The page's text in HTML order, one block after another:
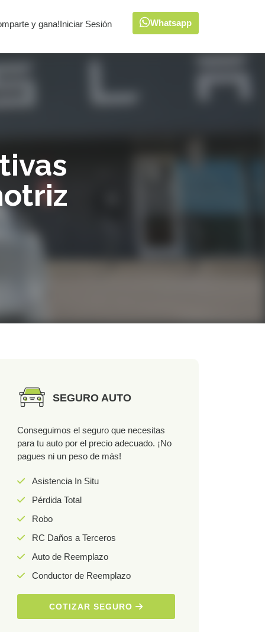
y gana!Iniciar Sesión Whatsapp
SEGURO AUTO
Conseguimos el seguro que necesitas
para tu auto por el precio adecuado. ¡No
pagues ni un peso de más!
Asistencia In Situ
Pérdida Total
Robo
RC Daños a Terceros
Auto de Reemplazo
Conductor de Reemplazo
COTIZAR SEGURO